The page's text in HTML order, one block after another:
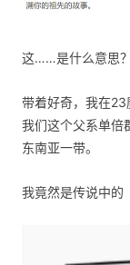
这……是什么意思？
带着好奇，我在23
我们这个父系单倍
东南亚一带。
我竟然是传说中的